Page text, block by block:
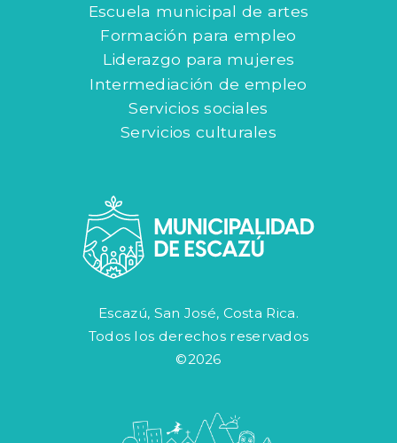
Escuela municipal de artes
Formación para empleo
Liderazgo para mujeres
Intermediación de empleo
Servicios sociales
Servicios culturales
Escazú, San José, Costa Rica.
Todos los derechos reservados
©2026